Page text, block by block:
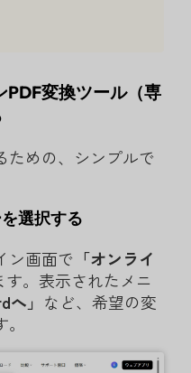
PDF変換ツール（専
ための、シンプルで
選択する
ン画面で 「オンライ
。表示されたメニ
へ」 など、希望の変